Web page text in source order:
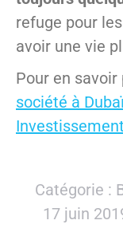
refuge pour
avoir une vie
Pour en savoir
société à
Investissement
Catégorie :
17 juin